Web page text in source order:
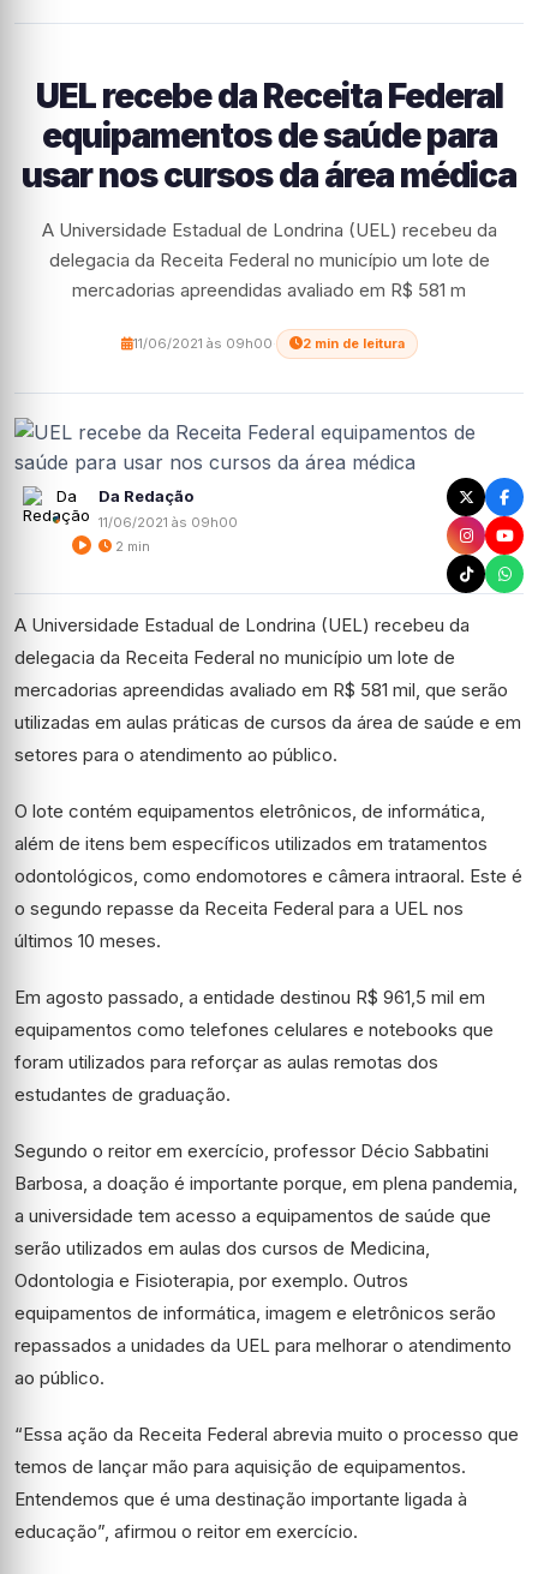
UEL recebe da Receita Federal
equipamentos de saúde para
usar nos cursos da área médica
A Universidade Estadual de Londrina (UEL) recebeu da
delegacia da Receita Federal no município um lote de
mercadorias apreendidas avaliado em R$ 581 m
11/06/2021 às 09h00 2 min de leitura
Da Redação
11/06/2021 às 09h00
2 min
A Universidade Estadual de Londrina (UEL) recebeu da
delegacia da Receita Federal no município um lote de
mercadorias apreendidas avaliado em R$ 581 mil, que serão
utilizadas em aulas práticas de cursos da área de saúde e em
setores para o atendimento ao público.
O lote contém equipamentos eletrônicos, de informática,
além de itens bem específicos utilizados em tratamentos
odontológicos, como endomotores e câmera intraoral. Este é
o segundo repasse da Receita Federal para a UEL nos
últimos 10 meses.
Em agosto passado, a entidade destinou R$ 961,5 mil em
equipamentos como telefones celulares e notebooks que
foram utilizados para reforçar as aulas remotas dos
estudantes de graduação.
Segundo o reitor em exercício, professor Décio Sabbatini
Barbosa, a doação é importante porque, em plena pandemia,
a universidade tem acesso a equipamentos de saúde que
serão utilizados em aulas dos cursos de Medicina,
Odontologia e Fisioterapia, por exemplo. Outros
equipamentos de informática, imagem e eletrônicos serão
repassados a unidades da UEL para melhorar o atendimento
ao público.
“Essa ação da Receita Federal abrevia muito o processo que
temos de lançar mão para aquisição de equipamentos.
Entendemos que é uma destinação importante ligada à
educação”, afirmou o reitor em exercício.